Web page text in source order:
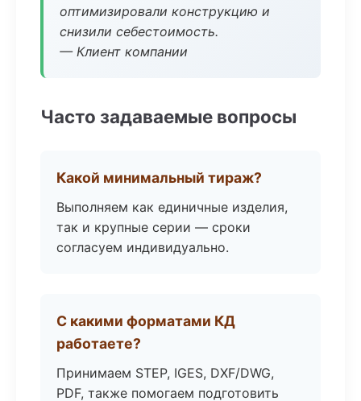
оптимизировали конструкцию и
снизили себестоимость.
— Клиент компании
Часто задаваемые вопросы
Какой минимальный тираж?
Выполняем как единичные изделия,
так и крупные серии — сроки
согласуем индивидуально.
С какими форматами КД
работаете?
Принимаем STEP, IGES, DXF/DWG,
PDF, также помогаем подготовить